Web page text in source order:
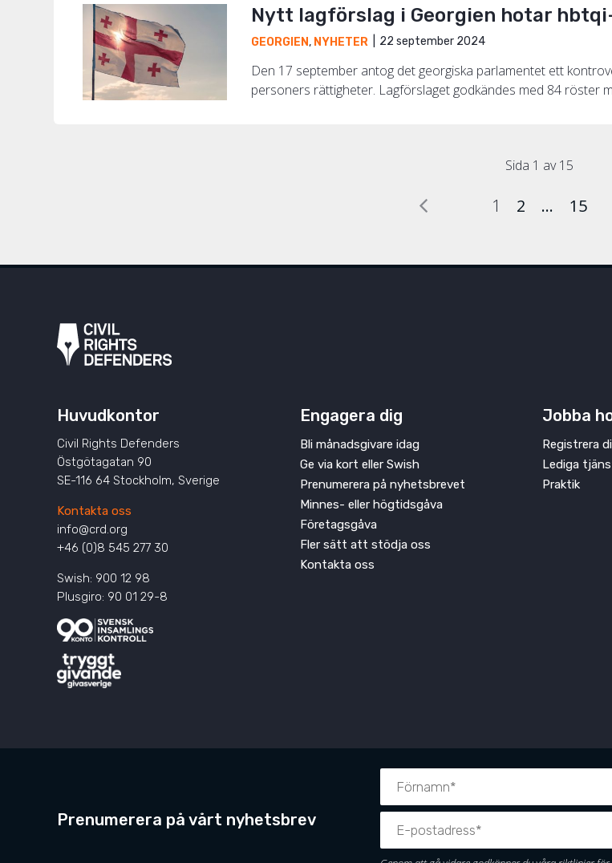
Nytt lagförslag i Georgien hotar
GEORGIEN, NYHETER 22 september 2024
Den 17 september antog det georgiska parlamentet ett
personers rättigheter. Lagförslaget godkändes med 84 röster
Sida 1 av 15
1 2 … 15
Huvudkontor
Civil Rights Defenders
Östgötagatan 90
SE-116 64 Stockholm, Sverige
Kontakta oss
info@crd.org
+46 (0)8 545 277 30
Swish: 900 12 98
Plusgiro: 90 01 29-8
Engagera dig
Bli månadsgivare idag
Ge via kort eller Swish
Prenumerera på nyhetsbrevet
Minnes- eller högtidsgåva
Företagsgåva
Fler sätt att stödja oss
Kontakta oss
Jobba
Registrera
Lediga
Praktik
Prenumerera på vårt nyhetsbrev